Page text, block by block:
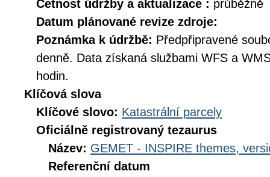
Četnost údržby a aktualizace : průběžně
Datum plánované revize zdroje:
Poznámka k údržbě: Předpřipravené
denně. Data získaná službami WFS a
hodin.
Klíčová slova
Klíčové slovo: Katastrální parcely
Oficiálně registrovaný tezaurus
Název: GEMET - INSPIRE themes,
Referenční datum